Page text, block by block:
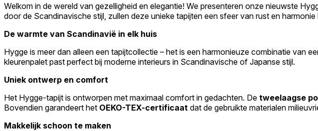
Welkom in de wereld van gezelligheid en elegantie! We presenteren onze nieuwste
door de Scandinavische stijl, zullen deze unieke tapijten een sfeer van rust en harmonie
De warmte van Scandinavië in elk huis
Hygge is meer dan alleen een tapijtcollectie – het is een harmonieuze combinatie van
kleurenpalet past perfect bij moderne interieurs in Scandinavische of Japanse stijl.
Uniek ontwerp en comfort
Het Hygge-tapijt is ontworpen met maximaal comfort in gedachten. De tweelaagse
Bovendien garandeert het OEKO-TEX-certificaat dat de gebruikte materialen
Makkelijk schoon te maken